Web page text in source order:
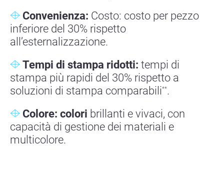
Convenienza: Costo: costo per pezzo
inferiore del 30% rispetto
all’esternalizzazione.
Tempi di stampa ridotti: tempi di
stampa più rapidi del 30% rispetto a
soluzioni di stampa comparabili**.
Colore: colori brillanti e vivaci, con
capacità di gestione dei materiali e
multicolore.